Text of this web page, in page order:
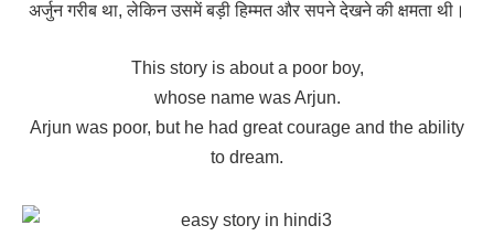
अर्जुन गरीब था, लेकिन उसमें बड़ी हिम्मत और सपने देखने की क्षमता थी।
This story is about a poor boy,
whose name was Arjun.
Arjun was poor, but he had great courage and the ability
to dream.